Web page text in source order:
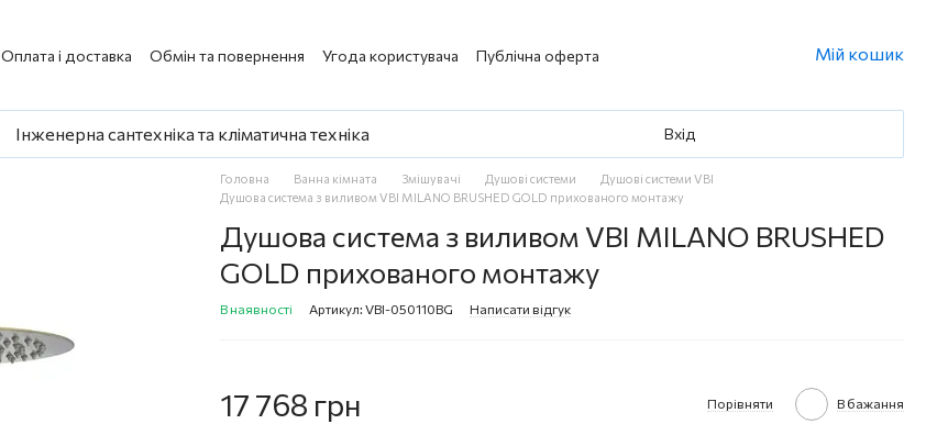
Оплата і доставка Обмін та повернення Угода користувача Публічна оферта Мій кошик
Інженерна сантехніка та кліматична техніка Вхід
Головна Ванна кімната Змішувачі Душові системи
Душові системи VBI
Душова система з виливом VBI MILANO BRUSHED GOLD прихованого монтажу
Душова система з виливом VBI MILANO BRUSHED
GOLD прихованого монтажу
В наявності Артикул: VBI-050110BG Написати відгук
17 768 грн Порівняти В бажання